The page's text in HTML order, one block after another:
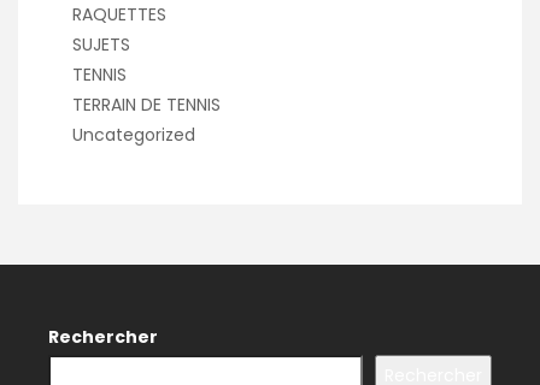
RAQUETTES
SUJETS
TENNIS
TERRAIN DE TENNIS
Uncategorized
Rechercher